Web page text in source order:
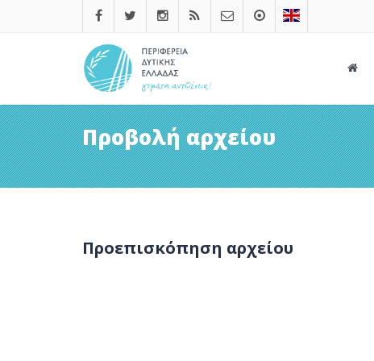
Προβολή αρχείου
Προεπισκόπηση αρχείου